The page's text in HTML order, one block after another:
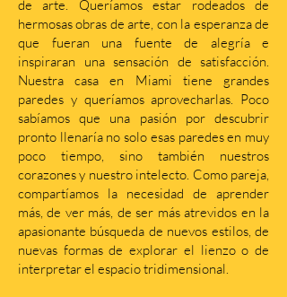
de arte. Queríamos estar rodeados de
hermosas obras de arte, con la esperanza de
que fueran una fuente de alegría e
inspiraran una sensación de satisfacción.
Nuestra casa en Miami tiene grandes
paredes y queríamos aprovecharlas. Poco
sabíamos que una pasión por descubrir
pronto llenaría no solo esas paredes en muy
poco tiempo, sino también nuestros
corazones y nuestro intelecto. Como pareja,
compartíamos la necesidad de aprender
más, de ver más, de ser más atrevidos en la
apasionante búsqueda de nuevos estilos, de
nuevas formas de explorar el lienzo o de
interpretar el espacio tridimensional.